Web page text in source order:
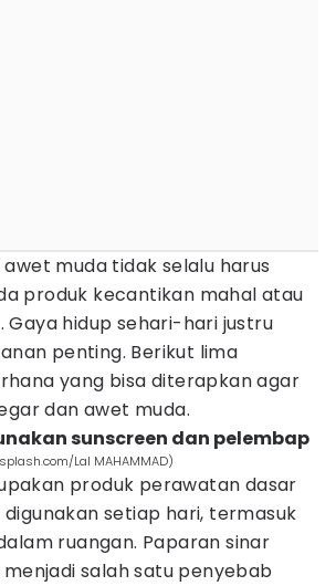
muda tidak selalu harus
produk kecantikan mahal atau
Gaya hidup sehari-hari justru
penting. Berikut lima
yang bisa diterapkan agar
dan awet muda.
sunscreen dan pelembap
Lal MAHAMMAD)
produk perawatan dasar
setiap hari, termasuk
ruangan. Paparan sinar
salah satu penyebab